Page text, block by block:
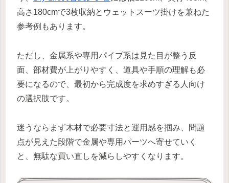
高さ180cmで3枚収納とウェットスーツ掛けを兼ねた
参考例もあります。
ただし、金属系や専用パイプ系は見た目が整う反
面、部材費が上がりやすく、道具や手順の理解も必
要になるので、最初から完成度を求めすぎる人向け
の選択肢です。
迷うならまず木材で必要寸法と運用感を掴み、問題
点が見えた段階で金属や専用パーツへ寄せていく
と、無駄な買い直しを減らしやすくなります。